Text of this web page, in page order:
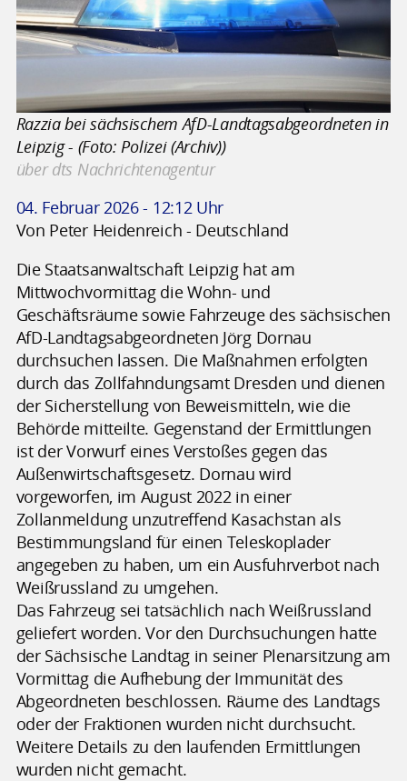
Razzia bei sächsischem AfD-Landtagsabgeordneten in
Leipzig - (Foto: Polizei (Archiv))
über dts Nachrichtenagentur
04. Februar 2026 - 12:12 Uhr
Von Peter Heidenreich - Deutschland
Die Staatsanwaltschaft Leipzig hat am
Mittwochvormittag die Wohn- und
Geschäftsräume sowie Fahrzeuge des sächsischen
AfD-Landtagsabgeordneten Jörg Dornau
durchsuchen lassen. Die Maßnahmen erfolgten
durch das Zollfahndungsamt Dresden und dienen
der Sicherstellung von Beweismitteln, wie die
Behörde mitteilte. Gegenstand der Ermittlungen
ist der Vorwurf eines Verstoßes gegen das
Außenwirtschaftsgesetz. Dornau wird
vorgeworfen, im August 2022 in einer
Zollanmeldung unzutreffend Kasachstan als
Bestimmungsland für einen Teleskoplader
angegeben zu haben, um ein Ausfuhrverbot nach
Weißrussland zu umgehen.
Das Fahrzeug sei tatsächlich nach Weißrussland
geliefert worden. Vor den Durchsuchungen hatte
der Sächsische Landtag in seiner Plenarsitzung am
Vormittag die Aufhebung der Immunität des
Abgeordneten beschlossen. Räume des Landtags
oder der Fraktionen wurden nicht durchsucht.
Weitere Details zu den laufenden Ermittlungen
wurden nicht gemacht.